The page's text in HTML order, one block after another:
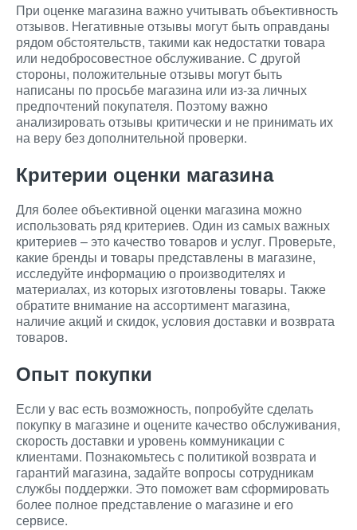
При оценке магазина важно учитывать объективность
отзывов. Негативные отзывы могут быть оправданы
рядом обстоятельств, такими как недостатки товара
или недобросовестное обслуживание. С другой
стороны, положительные отзывы могут быть
написаны по просьбе магазина или из-за личных
предпочтений покупателя. Поэтому важно
анализировать отзывы критически и не принимать их
на веру без дополнительной проверки.
Критерии оценки магазина
Для более объективной оценки магазина можно
использовать ряд критериев. Один из самых важных
критериев – это качество товаров и услуг. Проверьте,
какие бренды и товары представлены в магазине,
исследуйте информацию о производителях и
материалах, из которых изготовлены товары. Также
обратите внимание на ассортимент магазина,
наличие акций и скидок, условия доставки и возврата
товаров.
Опыт покупки
Если у вас есть возможность, попробуйте сделать
покупку в магазине и оцените качество обслуживания,
скорость доставки и уровень коммуникации с
клиентами. Познакомьтесь с политикой возврата и
гарантий магазина, задайте вопросы сотрудникам
службы поддержки. Это поможет вам сформировать
более полное представление о магазине и его
сервисе.